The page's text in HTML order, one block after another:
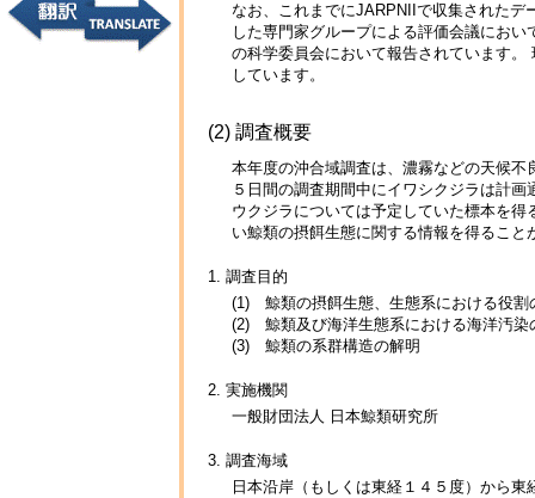
なお、これまでにJARPNIIで収集されたデ
した専門家グループによる評価会議にお
の科学委員会において報告されています
しています。
(2) 調査概要
本年度の沖合域調査は、濃霧などの天候
５日間の調査期間中にイワシクジラは計
ウクジラについては予定していた標本を
い鯨類の摂餌生態に関する情報を得ること
1. 調査目的
(1) 鯨類の摂餌生態、生態系における役割
(2) 鯨類及び海洋生態系における海洋汚染
(3) 鯨類の系群構造の解明
2. 実施機関
一般財団法人 日本鯨類研究所
3. 調査海域
日本沿岸（もしくは東経１４５度）から